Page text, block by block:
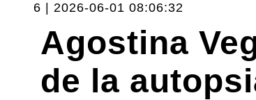
6 | 2026-06-01 08:06:32
Agostina
de la